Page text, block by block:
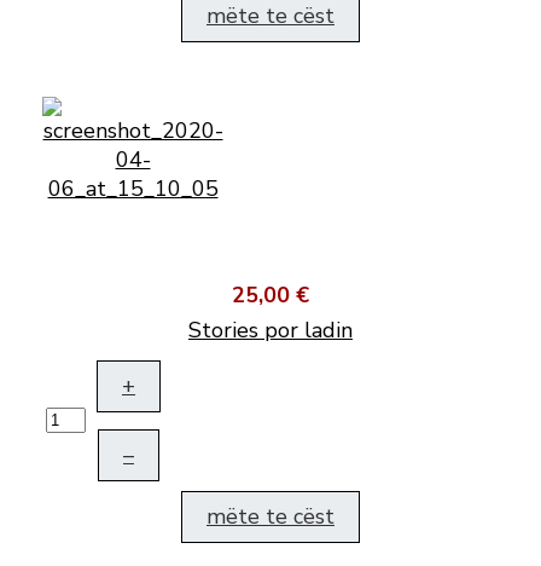
mëte te cëst
25,00 €
Stories por ladin
+
–
mëte te cëst